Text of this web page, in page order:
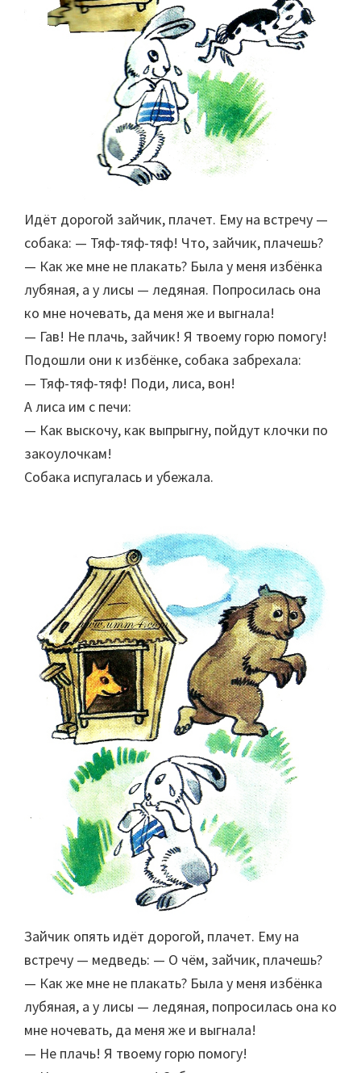
Идёт дорогой зайчик, плачет. Ему на встречу —
собака: — Тяф-тяф-тяф! Что, зайчик, плачешь?
— Как же мне не плакать? Была у меня избёнка
лубяная, а у лисы — ледяная. Попросилась она
ко мне ночевать, да меня же и выгнала!
— Гав! Не плачь, зайчик! Я твоему горю помогу!
Подошли они к избёнке, собака забрехала:
— Тяф-тяф-тяф! Поди, лиса, вон!
А лиса им с печи:
— Как выскочу, как выпрыгну, пойдут клочки по
закоулочкам!
Собака испугалась и убежала.
Зайчик опять идёт дорогой, плачет. Ему на
встречу — медведь: — О чём, зайчик, плачешь?
— Как же мне не плакать? Была у меня избёнка
лубяная, а у лисы — ледяная, попросилась она ко
мне ночевать, да меня же и выгнала!
— Не плачь! Я твоему горю помогу!